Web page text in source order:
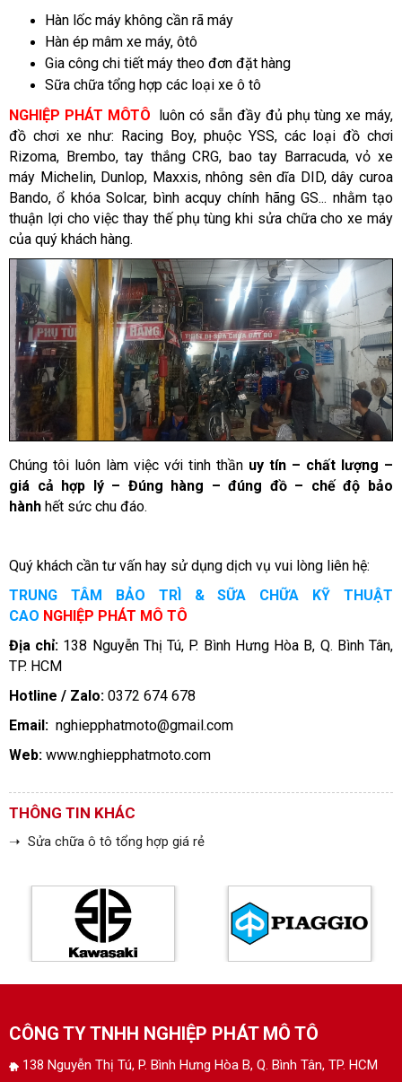
Hàn lốc máy không cần rã máy
Hàn ép mâm xe máy, ôtô
Gia công chi tiết máy theo đơn đặt hàng
Sữa chữa tổng hợp các loại xe ô tô
NGHIỆP PHÁT MÔTÔ luôn có sẵn đầy đủ phụ tùng xe máy,
đồ chơi xe như: Racing Boy, phuộc YSS, các loại đồ chơi
Rizoma, Brembo, tay thắng CRG, bao tay Barracuda, vỏ xe
máy Michelin, Dunlop, Maxxis, nhông sên dĩa DID, dây curoa
Bando, ổ khóa Solcar, bình acquy chính hãng GS... nhằm tạo
thuận lợi cho việc thay thế phụ tùng khi sửa chữa cho xe máy
của quý khách hàng.
Chúng tôi luôn làm việc với tinh thần uy tín – chất lượng –
giá cả hợp lý – Đúng hàng – đúng đồ – chế độ bảo
hành hết sức chu đáo.
Quý khách cần tư vấn hay sử dụng dịch vụ vui lòng liên hệ:
TRUNG TÂM BẢO TRÌ & SỮA CHỮA KỸ THUẬT
CAO NGHIỆP PHÁT MÔ TÔ
Địa chỉ: 138 Nguyễn Thị Tú, P. Bình Hưng Hòa B, Q. Bình Tân,
TP. HCM
Hotline / Zalo: 0372 674 678
Email: nghiepphatmoto@gmail.com
Web: www.nghiepphatmoto.com
THÔNG TIN KHÁC
➝ Sửa chữa ô tô tổng hợp giá rẻ
CÔNG TY TNHH NGHIỆP PHÁT MÔ TÔ
138 Nguyễn Thị Tú, P. Bình Hưng Hòa B, Q. Bình Tân, TP. HCM